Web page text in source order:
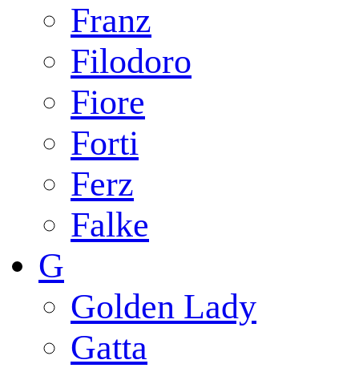
Franz
Filodoro
Fiore
Forti
Ferz
Falke
G
Golden Lady
Gatta